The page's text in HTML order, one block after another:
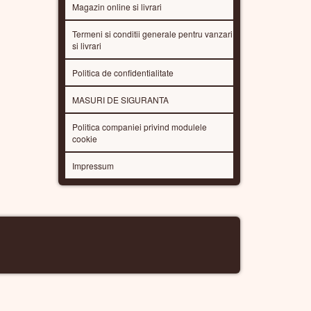
Magazin online si livrari
Termeni si conditii generale pentru vanzari
si livrari
Politica de confidentialitate
MASURI DE SIGURANTA
Politica companiei privind modulele
cookie
Impressum